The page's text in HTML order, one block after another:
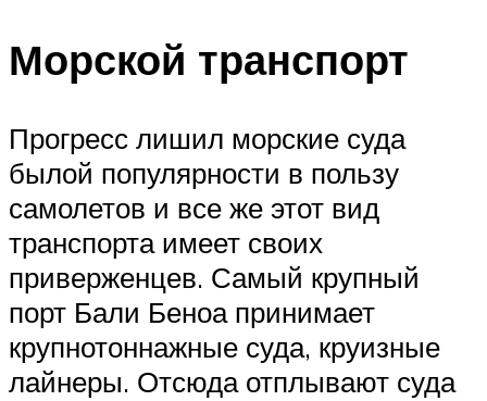
Морской транспорт
Прогресс лишил морские суда
былой популярности в пользу
самолетов и все же этот вид
транспорта имеет своих
приверженцев. Самый крупный
порт Бали Беноа принимает
крупнотоннажные суда, круизные
лайнеры. Отсюда отплывают суда